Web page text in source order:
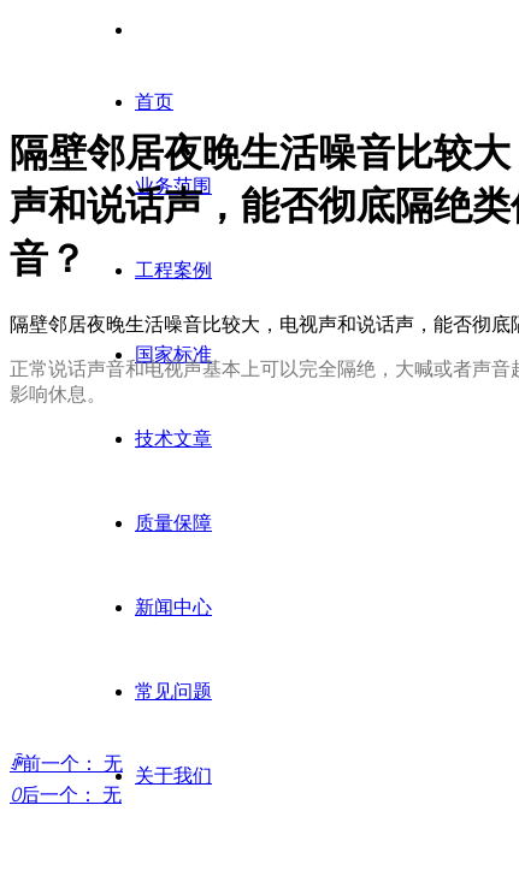
首页
业务范围
工程案例
国家标准
技术文章
质量保障
新闻中心
常见问题
关于我们
隔壁邻居夜晚生活噪音比较
声和说话声，能否彻底隔绝
音？
隔壁邻居夜晚生活噪音比较大，电视声和说话声，能否彻底
正常说话声音和电视声基本上可以完全隔绝，大喊或者声
影响休息。
ꄴ前一个：
无
ꄲ后一个： 无